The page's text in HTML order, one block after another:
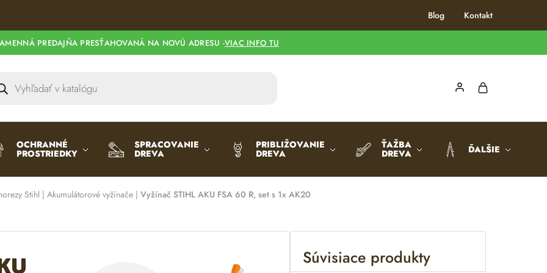
Blog Kontakt
PREDAJŇA PRESŤAHOVANÁ NA NOVÚ ADRESU -VIAC INFO TU
OCHRANNÉ
PROSTRIEDKY
SPRACOVANIE
DREVA
PRIBLIŽOVANIE
DREVA
ŤAŽBA
DREVA ĎALŠIE
Stihl | Akumulátorové vyžínače | Vyžínač STIHL AKU FSA 60 R, set s 1x AK20
Súvisiace produkty
t
e
r
e
: